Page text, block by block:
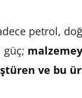
petrol,
güç;
ve bu